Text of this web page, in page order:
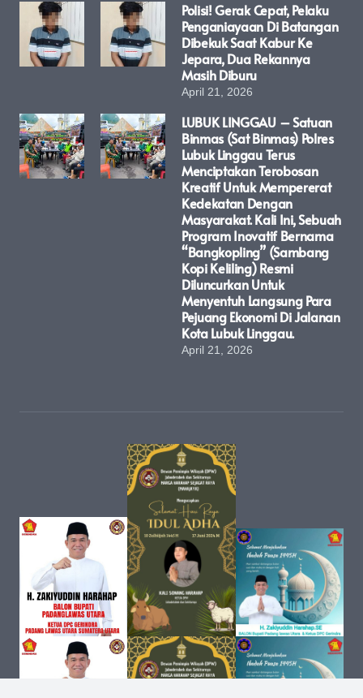
Polisi! Gerak Cepat, Pelaku
Penganiayaan Di Batangan
Dibekuk Saat Kabur Ke
Jepara, Dua Rekannya
Masih Diburu
April 21, 2026
LUBUK LINGGAU – Satuan
Binmas (Sat Binmas) Polres
Lubuk Linggau Terus
Menciptakan Terobosan
Kreatif Untuk Mempererat
Kedekatan Dengan
Masyarakat. Kali Ini, Sebuah
Program Inovatif Bernama
“Bangkopling” (Sambang
Kopi Keliling) Resmi
Diluncurkan Untuk
Menyentuh Langsung Para
Pejuang Ekonomi Di Jalanan
Kota Lubuk Linggau.
April 21, 2026